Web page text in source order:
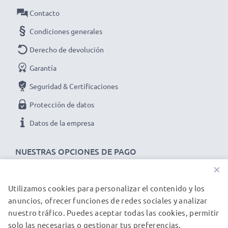
NUESTRAS OPCIONES DE PAGO
Contacto
Condiciones generales
Derecho de devolución
Garantía
Seguridad & Certificaciones
Protección de datos
Datos de la empresa
NUESTROS PARTNERS DE ENVÍO
×
Utilizamos cookies para personalizar el contenido y los
anuncios, ofrecer funciones de redes sociales y analizar
nuestro tráfico. Puedes aceptar todas las cookies, permitir
solo las necesarias o gestionar tus preferencias.